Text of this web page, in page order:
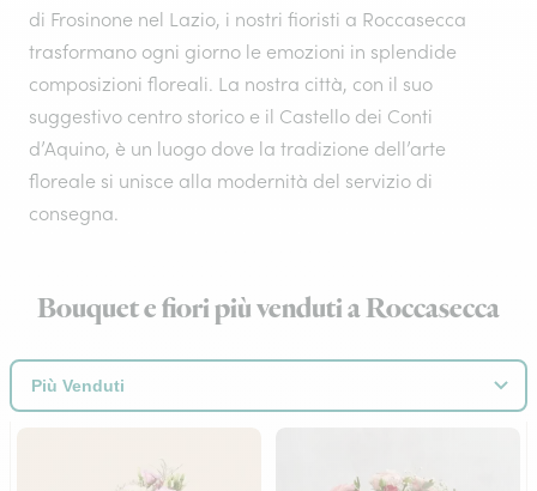
di Frosinone nel Lazio, i nostri fioristi a Roccasecca
trasformano ogni giorno le emozioni in splendide
composizioni floreali. La nostra città, con il suo
suggestivo centro storico e il Castello dei Conti
d’Aquino, è un luogo dove la tradizione dell’arte
floreale si unisce alla modernità del servizio di
consegna.
Bouquet e fiori più venduti a Roccasecca